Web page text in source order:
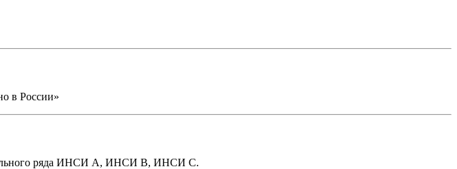
в России»
ряда ИНСИ А, ИНСИ В, ИНСИ С.